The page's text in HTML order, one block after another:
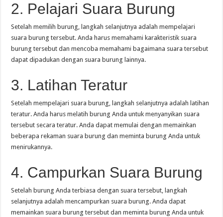
2. Pelajari Suara Burung
Setelah memilih burung, langkah selanjutnya adalah mempelajari
suara burung tersebut. Anda harus memahami karakteristik suara
burung tersebut dan mencoba memahami bagaimana suara tersebut
dapat dipadukan dengan suara burung lainnya.
3. Latihan Teratur
Setelah mempelajari suara burung, langkah selanjutnya adalah latihan
teratur. Anda harus melatih burung Anda untuk menyanyikan suara
tersebut secara teratur. Anda dapat memulai dengan memainkan
beberapa rekaman suara burung dan meminta burung Anda untuk
menirukannya.
4. Campurkan Suara Burung
Setelah burung Anda terbiasa dengan suara tersebut, langkah
selanjutnya adalah mencampurkan suara burung. Anda dapat
memainkan suara burung tersebut dan meminta burung Anda untuk